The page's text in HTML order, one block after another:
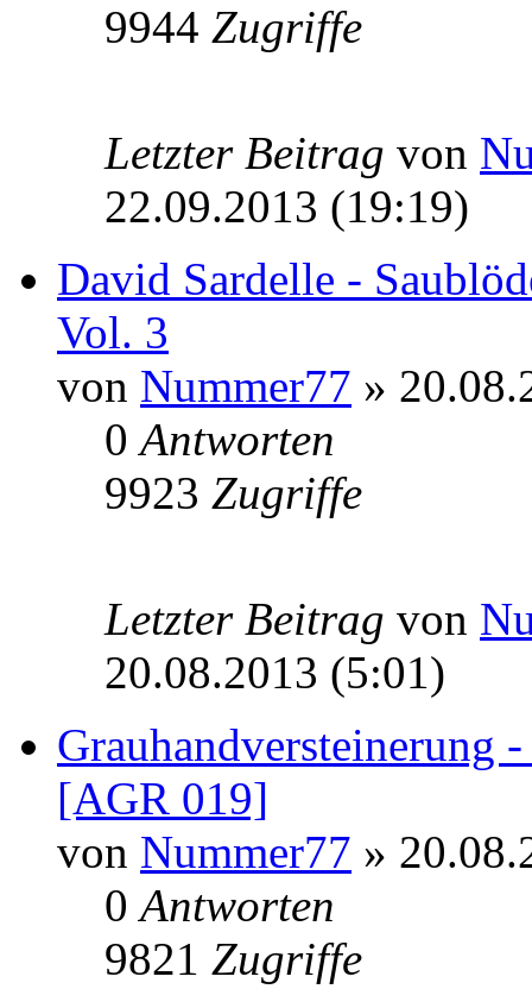
9944 Zugriffe
Letzter Beitrag von
22.09.2013 (19:19)
David Sardelle -
Vol. 3
von Nummer77 »
0Antworten
9923 Zugriffe
Letzter Beitrag von
20.08.2013 (5:01)
Grauhandversteinerung
[AGR 019]
von Nummer77 »
0Antworten
9821 Zugriffe